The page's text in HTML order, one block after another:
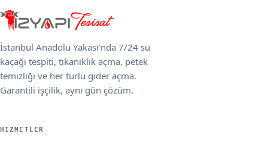
İstanbul Anadolu Yakası’nda 7/24 su
kaçağı tespiti, tıkanıklık açma, petek
temizliği ve her türlü gider açma.
Garantili işçilik, aynı gün çözüm.
HIZMETLER